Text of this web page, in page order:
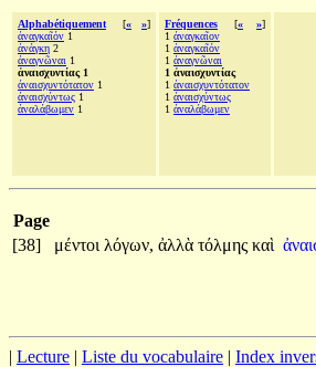
Alphabétiquement [« »]
ἀναγκαῖόν 1
ἀνάγκη 2
ἀναγνῶναι 1
ἀναισχυντίας 1
ἀναισχυντότατον 1
ἀναισχύντως 1
ἀναλάβωμεν 1
Fréquences [« »]
1 ἀναγκαῖον
1 ἀναγκαῖόν
1 ἀναγνῶναι
1 ἀναισχυντίας
1 ἀναισχυντότατον
1 ἀναισχύντως
1 ἀναλάβωμεν
Page
[38]
μέντοι λόγων, ἀλλὰ τόλμης καὶ
| Lecture | Liste du vocabulaire | Index